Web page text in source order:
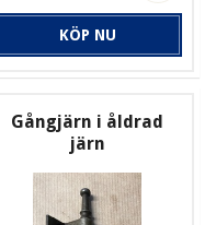
KÖP NU
Gångjärn i åldrad
järn